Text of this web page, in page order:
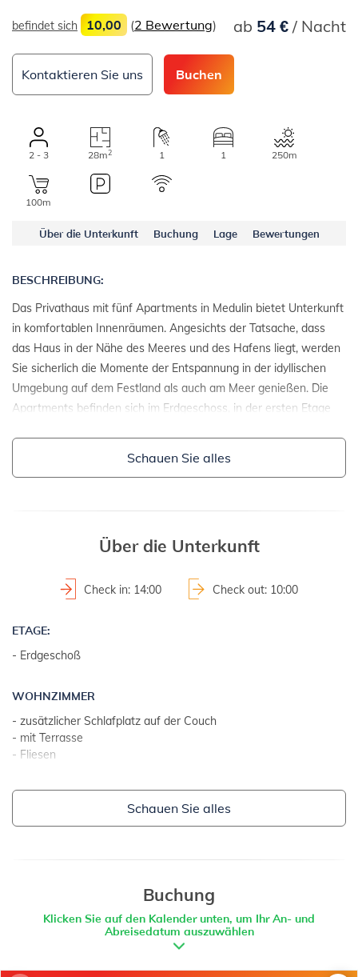
befindet sich 10,00 (2 Bewertung) ab 54 €/ Nacht
Kontaktieren Sie uns Buchen
2 - 3 28m2 1 1 250m
100m
Über die Unterkunft Buchung Lage Bewertungen
BESCHREIBUNG:
Das Privathaus mit fünf Apartments in Medulin bietet Unterkunft
in komfortablen Innenräumen. Angesichts der Tatsache, dass
das Haus in der Nähe des Meeres und des Hafens liegt, werden
Sie sicherlich die Momente der Entspannung in der idyllischen
Umgebung auf dem Festland als auch am Meer genießen. Die
Apartments befinden sich im Erdgeschoss, in der ersten Etage
EINZELHEITEN:
- Renovierungsjahr: 2010
- abgegrenztes Grundstück
GRUNDSTÜCKE UND EINRICHTUNGEN:
- Gartenmöbel
ZUSÄTZLICHE INFORMATION:
- Vermieter wohnt auf dem Grundstück
Schauen Sie alles
Über die Unterkunft
Check in: 14:00 Check out: 10:00
ETAGE:
- Erdgeschoß
WOHNZIMMER
- zusätzlicher Schlafplatz auf der Couch
- mit Terrasse
- Fliesen
- Anzahl von Kochplatten: 4
- Kühlschrank
- Kühlschrank mit Tiefkühler: 15 l
Schauen Sie alles
Buchung
Klicken Sie auf den Kalender unten, um Ihr An- und
Abreisedatum auszuwählen